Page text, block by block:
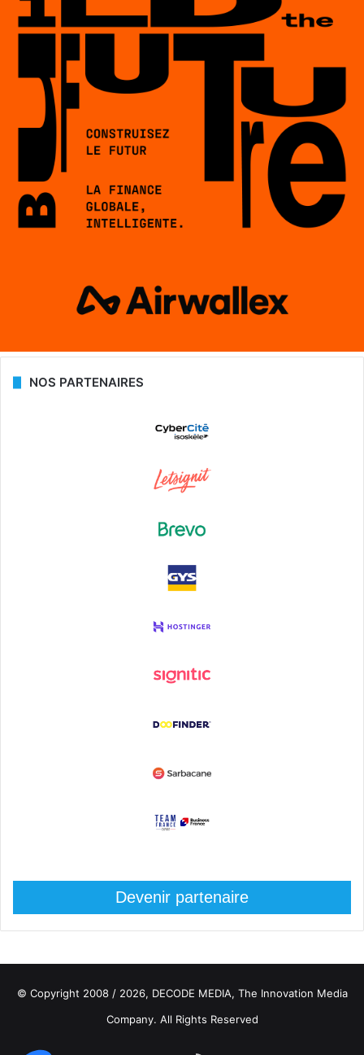
NOS PARTENAIRES
Devenir partenaire
© Copyright 2008 / 2026, DECODE MEDIA, The Innovation Media
Company. All Rights Reserved